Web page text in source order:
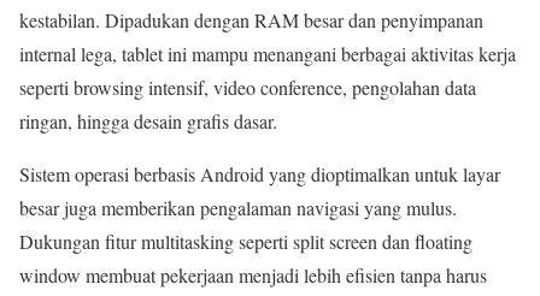
kestabilan. Dipadukan dengan RAM besar dan penyimpanan
internal lega, tablet ini mampu menangani berbagai aktivitas kerja
seperti browsing intensif, video conference, pengolahan data
ringan, hingga desain grafis dasar.
Sistem operasi berbasis Android yang dioptimalkan untuk layar
besar juga memberikan pengalaman navigasi yang mulus.
Dukungan fitur multitasking seperti split screen dan floating
window membuat pekerjaan menjadi lebih efisien tanpa harus